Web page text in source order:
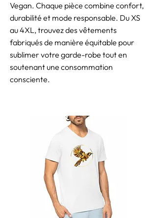
Vegan. Chaque pièce combine confort,
durabilité et mode responsable. Du XS
au 4XL, trouvez des vêtements
fabriqués de manière équitable pour
sublimer votre garde-robe tout en
soutenant une consommation
consciente.